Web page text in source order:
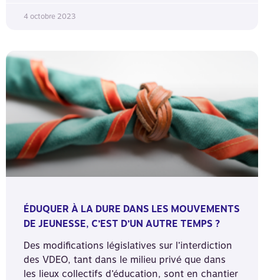
4 octobre 2023
ÉDUQUER À LA DURE DANS LES MOUVEMENTS
DE JEUNESSE, C’EST D’UN AUTRE TEMPS ?
Des modifications législatives sur l’interdiction
des VDEO, tant dans le milieu privé que dans
les lieux collectifs d’éducation, sont en chantier